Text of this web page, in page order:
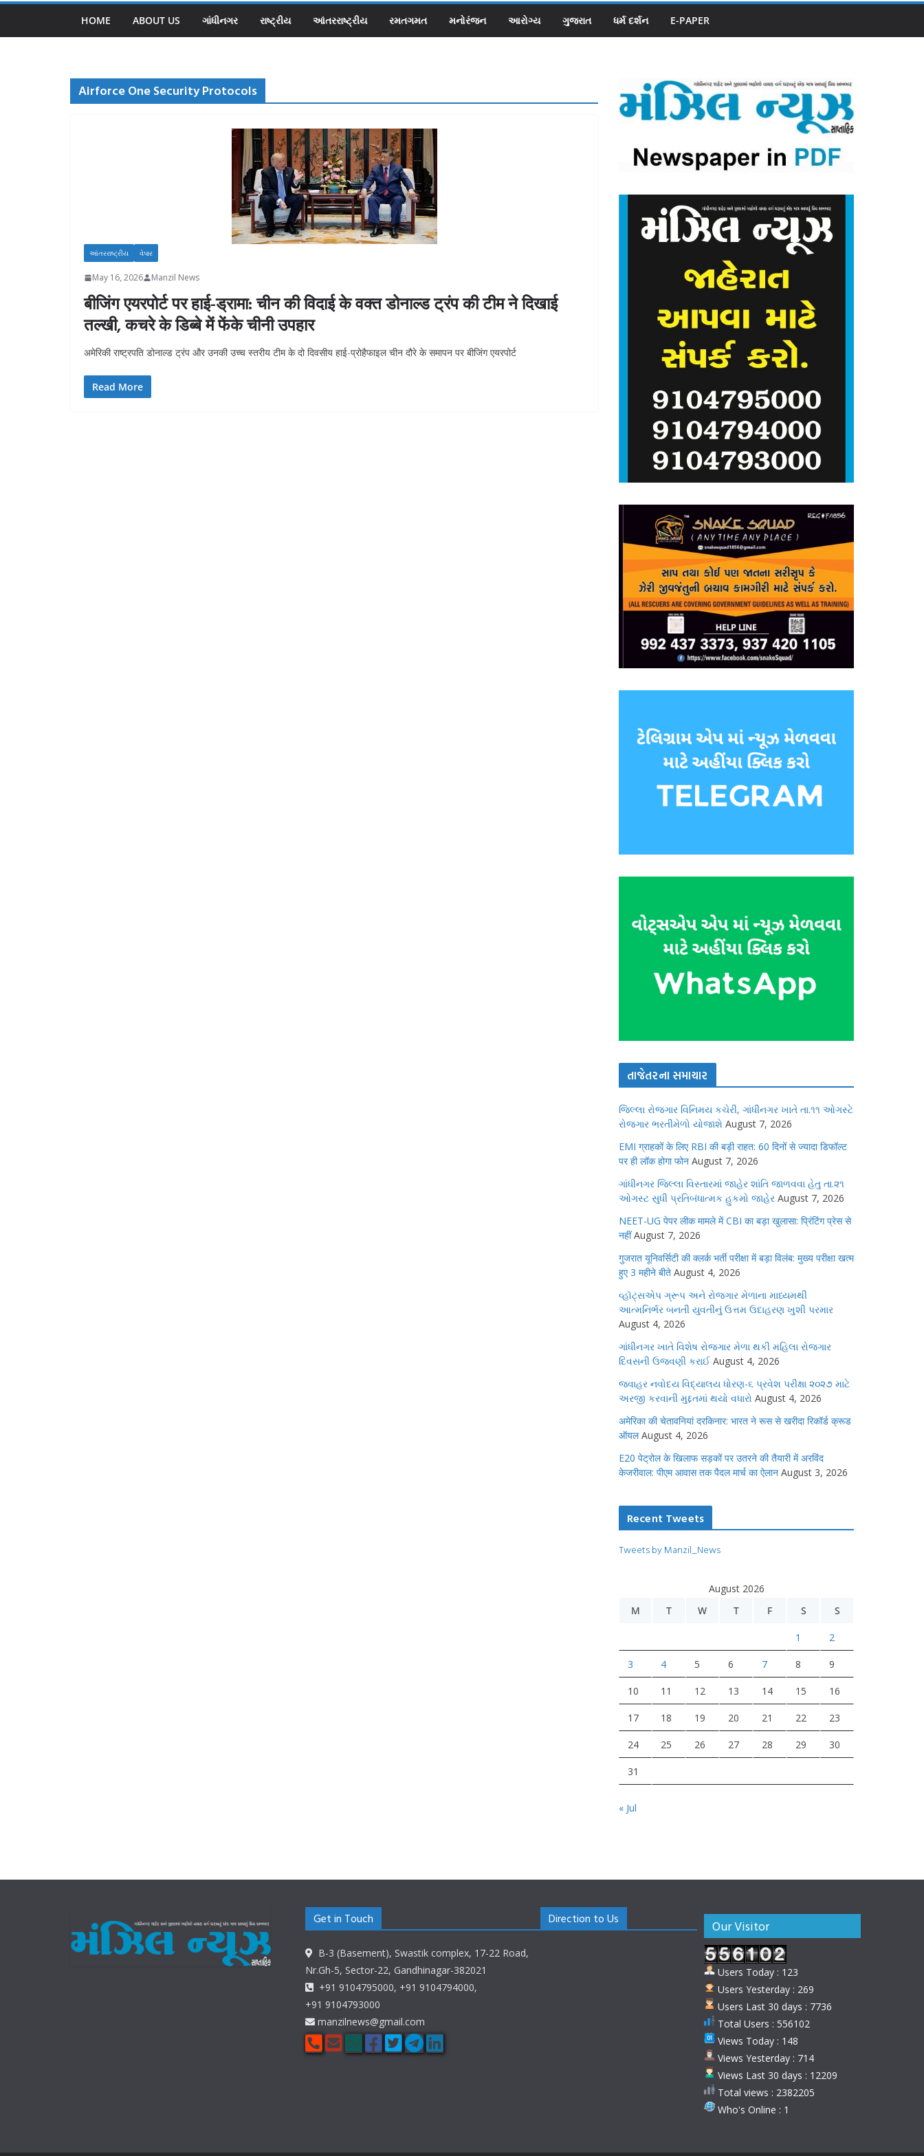
HOME ABOUT US ગાંધીનગર રાષ્ટ્રીય આંતરરાષ્ટ્રીય રમતગમત મનોરંજન આરોગ્ય ગુજરાત ધર્મ દર્શન E-PAPER
Airforce One Security Protocols
આંતરરાષ્ટ્રીય વેપાર
May 16, 2026 Manzil News
बीजिंग एयरपोर्ट पर हाई-ड्रामा: चीन की विदाई के वक्त डोनाल्ड ट्रंप की टीम ने दिखाई
तल्खी, कचरे के डिब्बे में फेंके चीनी उपहार
अमेरिकी राष्ट्रपति डोनाल्ड ट्रंप और उनकी उच्च स्तरीय टीम के दो दिवसीय हाई-प्रोहैफाइल चीन दौरे के समापन पर बीजिंग एयरपोर्ट
Read More
તાજેતરના સમાચાર
જિલ્લા રોજગાર વિનિમય કચેરી, ગાંધીનગર ખાતે તા.૧૧ ઓગસ્ટે
રોજગાર ભરતીમેળો યોજાશે August 7, 2026
EMI ग्राहकों के लिए RBI की बड़ी राहत: 60 दिनों से ज्यादा डिफॉल्ट
पर ही लॉक होगा फोन August 7, 2026
ગાંધીનગર જિલ્લા વિસ્તારમાં જાહેર શાંતિ જાળવવા હેતુ તા.૨૧
ઓગસ્ટ સુધી પ્રતિબંધાત્મક હુકમો જાહેર August 7, 2026
NEET-UG पेपर लीक मामले में CBI का बड़ा खुलासा: प्रिंटिंग प्रेस से
नहीं August 7, 2026
गुजरात यूनिवर्सिटी की क्लर्क भर्ती परीक्षा में बड़ा विलंब: मुख्य परीक्षा खत्म
हुए 3 महीने बीते August 4, 2026
વ્હૉટ્સએપ ગ્રૂપ અને રોજગાર મેળાના માધ્યમથી
આત્મનિર્ભર બનતી યુવતીનું ઉત્તમ ઉદાહરણ ખુશી પરમાર
August 4, 2026
ગાંધીનગર ખાતે વિશેષ રોજગાર મેળા થકી મહિલા રોજગાર
દિવસની ઉજવણી કરાઈ August 4, 2026
જવાહર નવોદય વિદ્યાલય ધોરણ-૬ પ્રવેશ પરીક્ષા ૨૦૨૭ માટે
અરજી કરવાની મુદ્દતમાં થયો વધારો August 4, 2026
अमेरिका की चेतावनियां दरकिनार: भारत ने रूस से खरीदा रिकॉर्ड क्रूड
ऑयल August 4, 2026
E20 पेट्रोल के खिलाफ सड़कों पर उतरने की तैयारी में अरविंद
केजरीवाल: पीएम आवास तक पैदल मार्च का ऐलान August 3, 2026
Recent Tweets
Tweets by Manzil_News
August 2026
M
T W T F S S
1 2
3 4 5 6 7 8 9
10 11 12 13 14 15 16
17 18 19 20 21 22 23
24 25 26 27 28 29 30
31
« Jul
Get in Touch
B-3 (Basement), Swastik complex, 17-22 Road,
Nr.Gh-5, Sector-22, Gandhinagar-382021
+91 9104795000, +91 9104794000,
+91 9104793000
manzilnews@gmail.com
Direction to Us Our Visitor
Users Today : 123
Users Yesterday : 269
Users Last 30 days : 7736
Total Users : 556102
Views Today : 148
Views Yesterday : 714
Views Last 30 days : 12209
Total views : 2382205
Who's Online : 1